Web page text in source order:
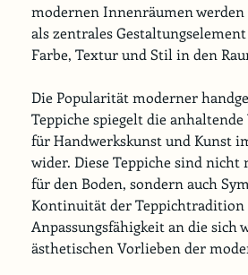
modernen Innenräumen werden
als zentrales
Farbe, Textur und Stil in den
Die Popularität moderner
Teppiche spiegelt die
für Handwerkskunst und Kunst
wider. Diese Teppiche sind nicht
für den Boden, sondern auch
Kontinuität der
Anpassungsfähigkeit an die sich
ästhetischen Vorlieben der